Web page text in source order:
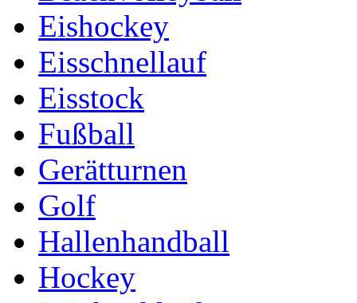
Eishockey
Eisschnellauf
Eisstock
Fußball
Gerätturnen
Golf
Hallenhandball
Hockey